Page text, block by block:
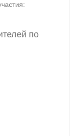
по